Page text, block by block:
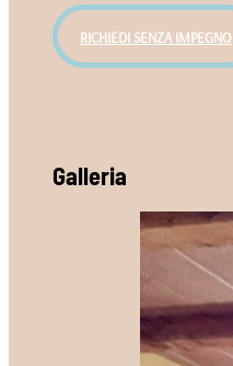
RICHIEDI SENZA IMPEGNO
Galleria